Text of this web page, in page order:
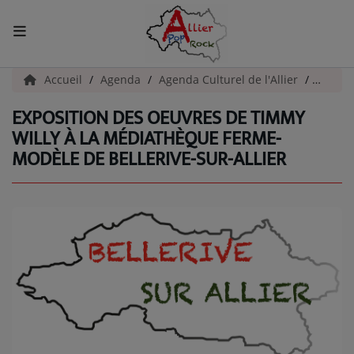
ACCUEIL
Actualités
INFOS - ALLIER
INFOS POP ROCK
La Radio
EMISSIONS
Accueil Agenda Agenda Culturel de l'Allier
EXPOSITION DES OEUVRES DE TIMMY
WILLY À LA MÉDIATHÈQUE FERME-
MODÈLE DE BELLERIVE-SUR-ALLIER